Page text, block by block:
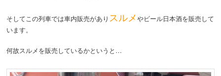
そしてこの列車では車内販売があり スルメやビール日本酒を販売して
います。
何故スルメを販売しているかというと…